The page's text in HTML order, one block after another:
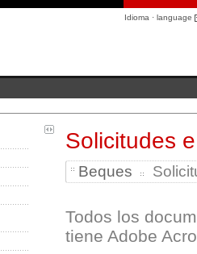
Idioma · language
Solicitudes
Beques
Todos los
tiene Adobe